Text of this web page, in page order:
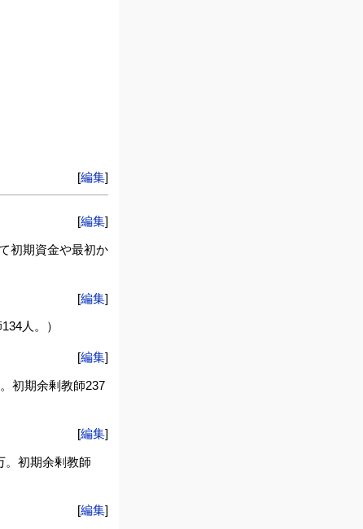
[編集]
[編集]
初期資金や最初か
[編集]
人。）
[編集]
初期余剰教師237
[編集]
。初期余剰教師
[編集]